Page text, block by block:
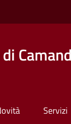
Servizi